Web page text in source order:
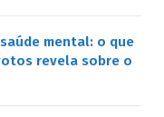
mental: o que
revela sobre o